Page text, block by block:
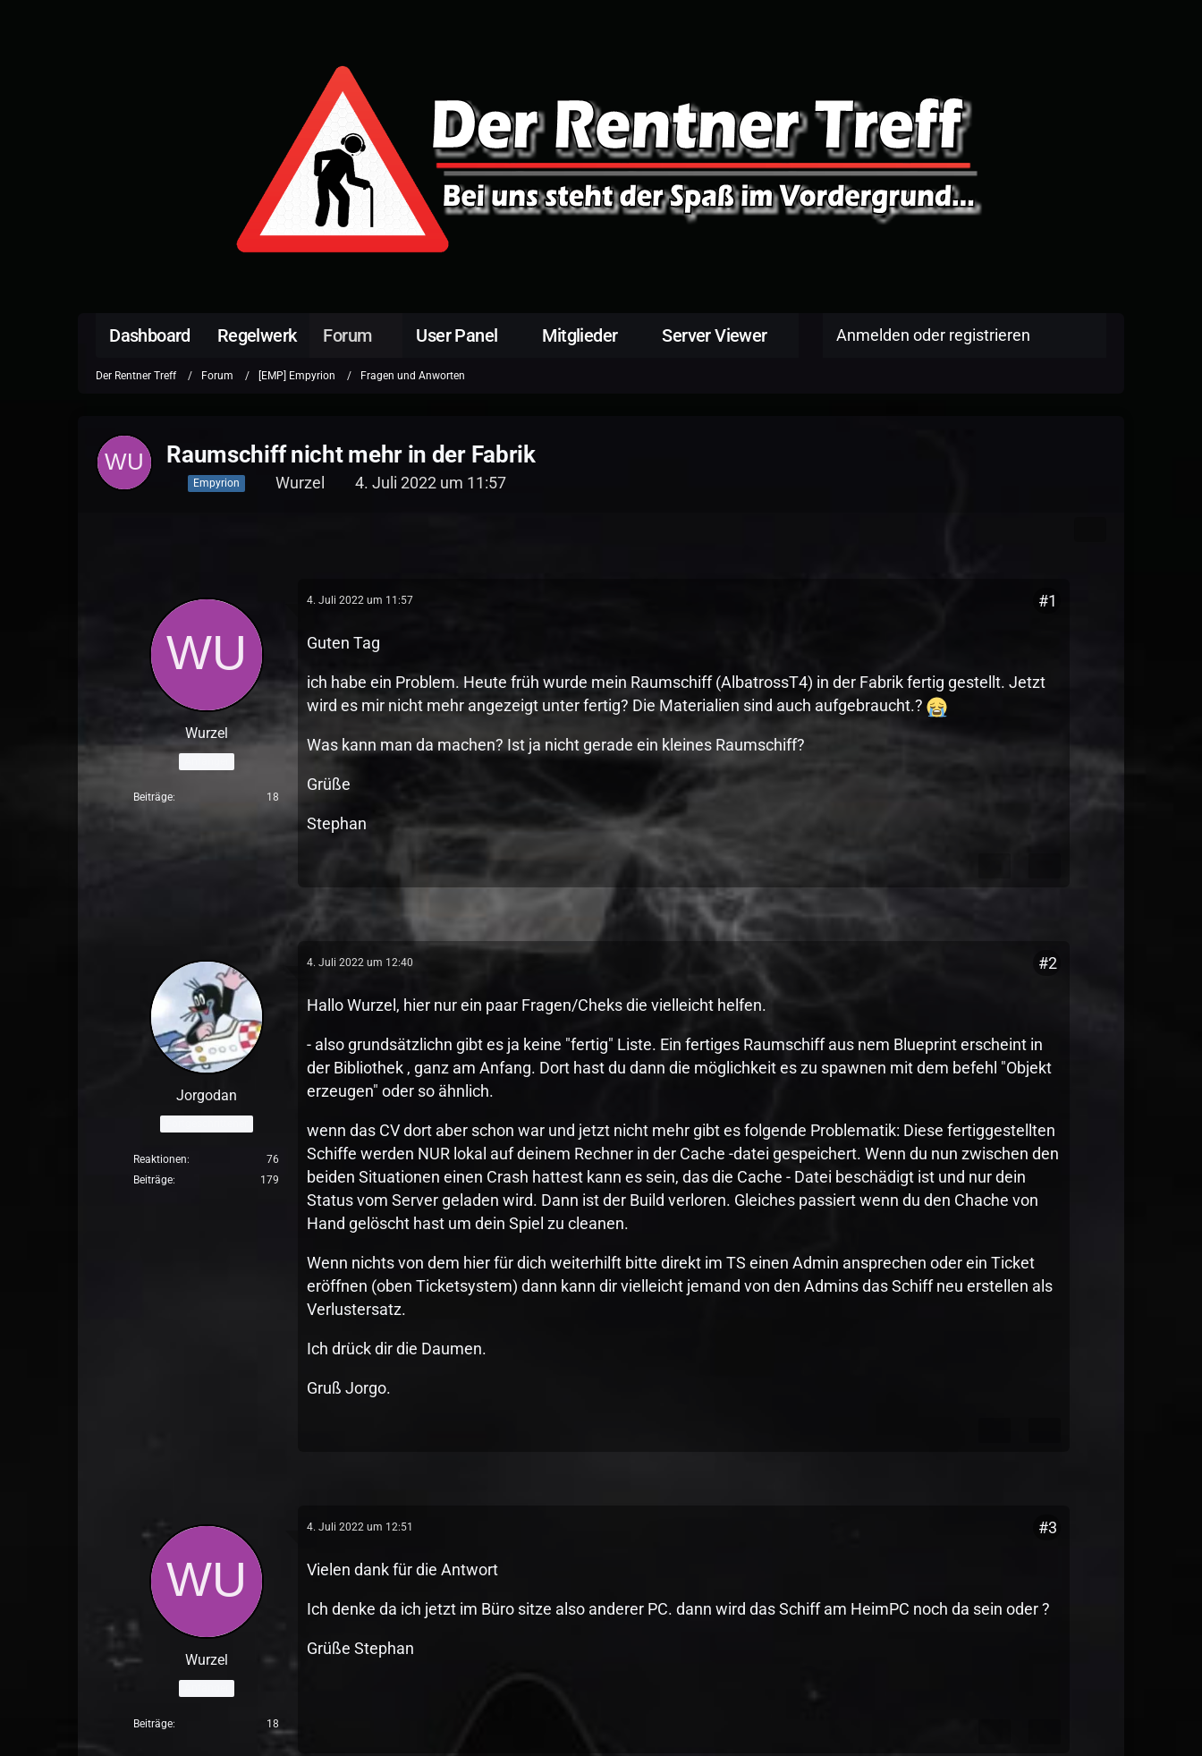
Dashboard Regelwerk Forum User Panel Mitglieder Server Viewer Anmelden oder registrieren
Der Rentner Treff Forum [EMP] Empyrion Fragen und Anworten
Raumschiff nicht mehr in der Fabrik
Empyrion Wurzel 4. Juli 2022 um 11:57
Wurzel
Beiträge 18
4. Juli 2022 um 11:57 #1
Guten Tag
ich habe ein Problem. Heute früh wurde mein Raumschiff (AlbatrossT4) in der Fabrik fertig gestellt. Jetzt
wird es mir nicht mehr angezeigt unter fertig? Die Materialien sind auch aufgebraucht.?
Was kann man da machen? Ist ja nicht gerade ein kleines Raumschiff?
Grüße
Stephan
Jorgodan
Reaktionen
76
Beiträge
179
4. Juli 2022 um 12:40 #2
Hallo Wurzel, hier nur ein paar Fragen/Cheks die vielleicht helfen.
- also grundsätzlichn gibt es ja keine "fertig" Liste. Ein fertiges Raumschiff aus nem Blueprint erscheint in
der Bibliothek , ganz am Anfang. Dort hast du dann die möglichkeit es zu spawnen mit dem befehl "Objekt
erzeugen" oder so ähnlich.
wenn das CV dort aber schon war und jetzt nicht mehr gibt es folgende Problematik: Diese fertiggestellten
Schiffe werden NUR lokal auf deinem Rechner in der Cache -datei gespeichert. Wenn du nun zwischen den
beiden Situationen einen Crash hattest kann es sein, das die Cache - Datei beschädigt ist und nur dein
Status vom Server geladen wird. Dann ist der Build verloren. Gleiches passiert wenn du den Chache von
Hand gelöscht hast um dein Spiel zu cleanen.
Wenn nichts von dem hier für dich weiterhilft bitte direkt im TS einen Admin ansprechen oder ein Ticket
eröffnen (oben Ticketsystem) dann kann dir vielleicht jemand von den Admins das Schiff neu erstellen als
Verlustersatz.
Ich drück dir die Daumen.
Gruß Jorgo.
Wurzel
Beiträge 18
4. Juli 2022 um 12:51 #3
Vielen dank für die Antwort
Ich denke da ich jetzt im Büro sitze also anderer PC. dann wird das Schiff am HeimPC noch da sein oder ?
Grüße Stephan